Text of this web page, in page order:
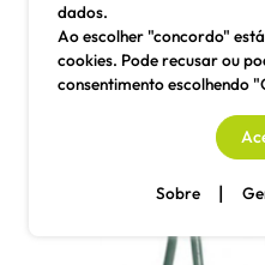
dados.
Ao escolher "concordo"
cookies. Pode recusar ou
consentimento escolhendo
Sobre |